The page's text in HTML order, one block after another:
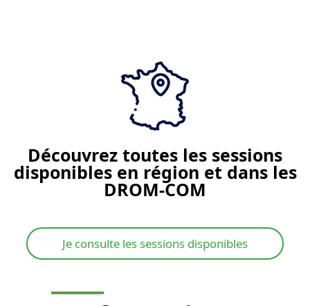
Découvrez toutes les sessions
disponibles en région et dans les
DROM-COM
Je consulte les sessions disponibles